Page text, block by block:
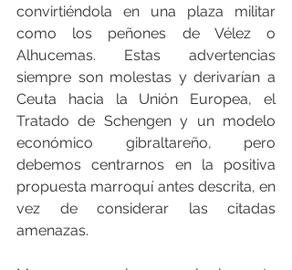
convirtiéndola en una plaza militar
como los peñones de Vélez o
Alhucemas. Estas advertencias
siempre son molestas y derivarían a
Ceuta hacia la Unión Europea, el
Tratado de Schengen y un modelo
económico gibraltareño, pero
debemos centrarnos en la positiva
propuesta marroquí antes descrita, en
vez de considerar las citadas
amenazas.